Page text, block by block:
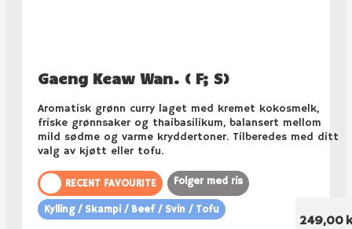
Gaeng Keaw Wan. ( F; S)
Aromatisk grønn curry laget med kremet kokosmelk,
friske grønnsaker og thaibasilikum, balansert mellom
mild sødme og varme kryddertoner. Tilberedes med ditt
valg av kjøtt eller tofu.
RECENT FAVOURITE Folger med ris
Kylling / Skampi / Beef / Svin / Tofu
249,00